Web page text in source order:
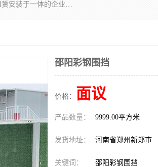
郑州鑫纵建材有限公司供应阳光板，彩钢板，彩钢钢构工程是一家集生产销售租赁安装于一体的企业，主要生产PC采光板，耐力板，仿古琉璃采光板，岩棉板、彩钢压型板、镀锌压型板、桁架楼承板，C、Z型钢檩条、围挡板、轻钢结构，阳光温室大棚等新型建材产品。公司旗下有多台移动式高空压瓦机租赁，承接全国各地业务，专业对外租赁各种型号压瓦机。
邵阳彩钢围挡
价格： 面议
产品数量： 9999.00平方米
发货地址： 河南省郑州新郑市
关键词： 邵阳彩钢围挡